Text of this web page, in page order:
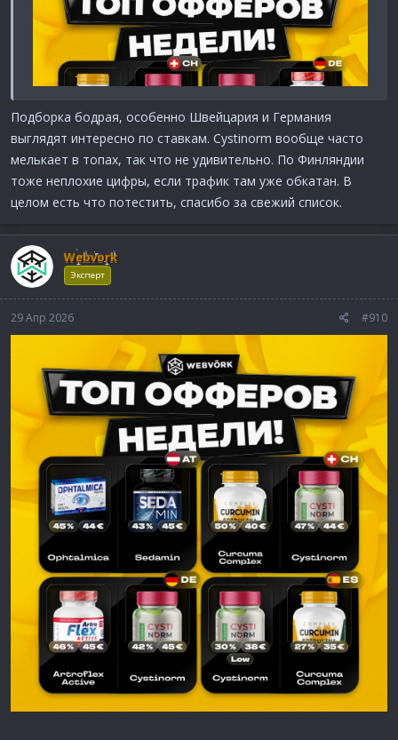
ТОПОВЫЕ ОФФЕРЫ НЕДЕЛИ
Друзья, собрали для вас свежий рейтинг сильных офферов по
Швейцарии, Германии, Испании и Финляндии
Хороший аппрув, уверенные ставки и ГЕО, которые точно
заслуживают вашего внимания:
Швейцария
Curcuma Complex — 45% (40€)
CYSTINORM — 45% (44€)
Германия
Cystinorm — 39% (45€)
Betasulin — 37% (42€)
Испания
Cystinorm low price — 28% (38€)
Artroflex Active — 25% (34€)
Финляндия
Insulinorm — 33% (30€)
ProstAktiv — 32% (30€)
Подборка бодрая, особенно Швейцария и Германия
выглядят интересно по ставкам. Cystinorm вообще часто
мелькает в топах, так что не удивительно. По Финляндии
тоже неплохие цифры, если трафик там уже обкатан. В
целом есть что потестить, спасибо за свежий список.
Webvork
Эксперт
29 Апр 2026 #910